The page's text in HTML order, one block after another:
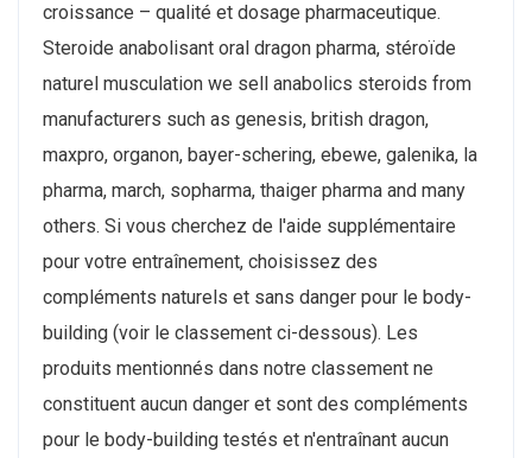
croissance – qualité et dosage pharmaceutique.
Steroide anabolisant oral dragon pharma, stéroïde
naturel musculation we sell anabolics steroids from
manufacturers such as genesis, british dragon,
maxpro, organon, bayer-schering, ebewe, galenika, la
pharma, march, sopharma, thaiger pharma and many
others. Si vous cherchez de l'aide supplémentaire
pour votre entraînement, choisissez des
compléments naturels et sans danger pour le body-
building (voir le classement ci-dessous). Les
produits mentionnés dans notre classement ne
constituent aucun danger et sont des compléments
pour le body-building testés et n'entraînant aucun